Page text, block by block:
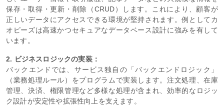
保存・取得・更新・削除（CRUD）します。これにより、顧客が
正しいデータにアクセスできる環境が堅持されます。例としてカ
オピーズは高速かつセキュアなデータベース設計に強みを有して
います。
2. ビジネスロジックの実装：
バックエンドでは、サービス独自の「バックエンドロジック」
（業務処理ルール）をプログラムで実装します。注文処理、在庫
管理、決済、権限管理など多様な処理が含まれ、効率的なロジッ
ク設計が安定性や拡張性向上を支えます。